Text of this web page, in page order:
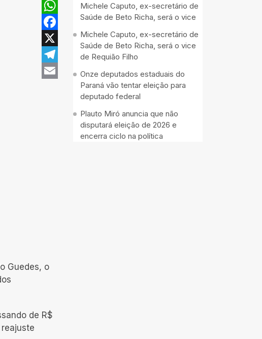
WhatsApp
Facebook
X
Telegram
Guedes, o
de R$
Michele Caputo, ex-secretário de
Saúde de Beto Richa, será o vice
Michele Caputo, ex-secretário de
Saúde de Beto Richa, será o vice
de Requião Filho
Onze deputados estaduais do
Paraná vão tentar eleição para
deputado federal
Plauto Miró anuncia que não
disputará eleição de 2026 e
encerra ciclo na política